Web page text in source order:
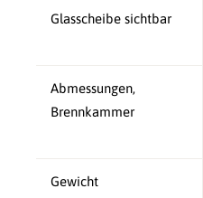
Glasscheibe sichtbar
Abmessungen,
Brennkammer
Gewicht